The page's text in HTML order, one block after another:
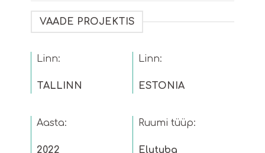
VAADE PROJEKTIS
Linn:
TALLINN
Linn:
ESTONIA
Aasta:
2022
Ruumi tüüp:
Elutuba